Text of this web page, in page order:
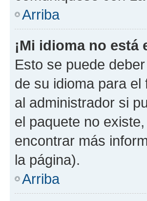
Arriba
¡Mi idioma no está
Esto se puede
de su idioma para
al administrador si
el paquete no
encontrar más
la página).
Arriba